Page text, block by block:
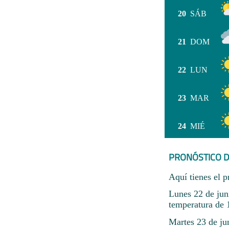
20 SÁB
21 DOM
22 LUN
23 MAR
24 MIÉ
PRONÓSTICO
Aquí tienes el
Lunes 22 de
temperatura de
Martes 23 de